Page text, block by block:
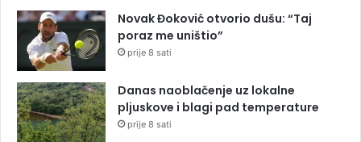
Novak Đoković otvorio dušu: “Taj
poraz me uništio”
prije 8 sati
Danas naoblačenje uz lokalne
pljuskove i blagi pad temperature
prije 8 sati